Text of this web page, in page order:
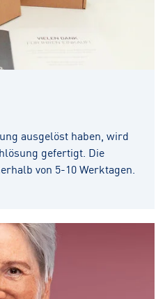
ausgelöst haben, wird
gefertigt. Die
von 5-10 Werktagen.